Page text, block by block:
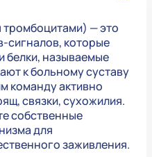
тромбоцитами) — это
сигналов, которые
белки, называемые
к больному суставу
команду активно
связки, сухожилия.
собственные
для
заживления.